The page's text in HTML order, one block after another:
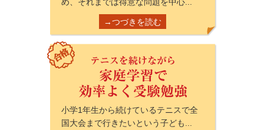
→つづきを読む
小学1年生から続けているテニスで全
国大会まで行きたいという子ども...